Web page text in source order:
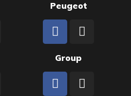
Peugeot
Group